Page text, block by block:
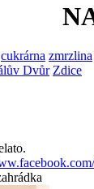
cukrárna zmrzlina
Dvůr Zdice